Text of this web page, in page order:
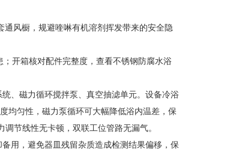
风橱，规避喹啉有机溶剂挥发带来的安全隐
开箱核对配件完整度，查看不锈钢防腐水浴
、磁力循环搅拌泵、真空抽滤单元。设备冷浴
均匀性，磁力泵循环可大幅降低浴内温差，保
节线性无卡顿，双联工位管路无漏气。
用，避免器皿残留杂质造成检测结果偏移，保